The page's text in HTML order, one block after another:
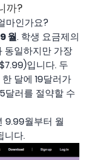
까?
마인가요?
월. 학생 요금제의
동일하지만 가장
입니다. 두
달에 19달러가
달러를 절약할 수
9.99월부터 월
니다.